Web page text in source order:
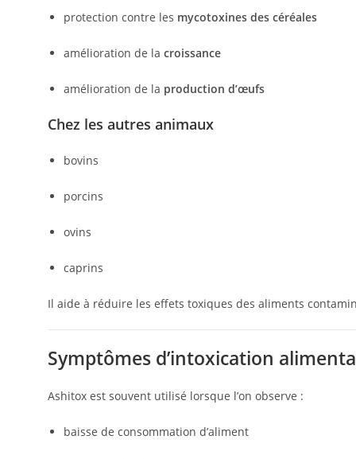
protection contre les mycotoxines des céréales
amélioration de la croissance
amélioration de la production d’œufs
Chez les autres animaux
bovins
porcins
ovins
caprins
Il aide à réduire les effets toxiques des aliments
Symptômes d’intoxication
Ashitox est souvent utilisé lorsque l’on observe :
baisse de consommation d’aliment